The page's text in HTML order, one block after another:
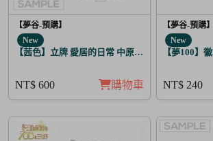
【夢谷-預購】
New
【茜色】立牌 愛居的日常 中原中也
NT$ 600 購物車
【夢谷-預購】
New
【夢100】
NT$ 240